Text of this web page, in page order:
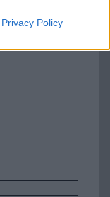
Privacy Policy